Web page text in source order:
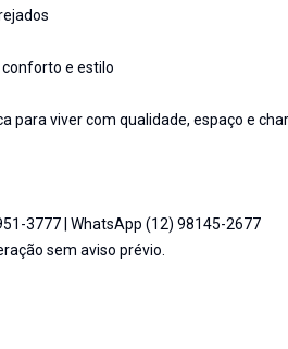
conforto e estilo
para viver com qualidade, espaço e
3777 | WhatsApp (12) 98145-2677
sem aviso prévio.